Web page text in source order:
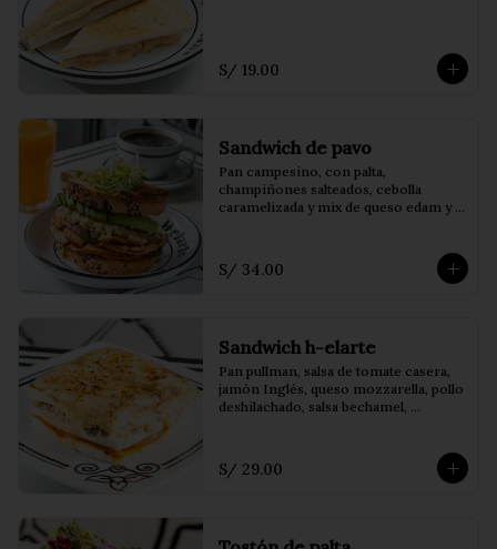
S/ 19.00
Sandwich de pavo
Pan campesino, con palta,
champiñones salteados, cebolla
caramelizada y mix de queso edam y
S/ 34.00
Sandwich h-elarte
Pan pullman, salsa de tomate casera,
jamón Inglés, queso mozzarella, pollo
deshilachado, salsa bechamel,
S/ 29.00